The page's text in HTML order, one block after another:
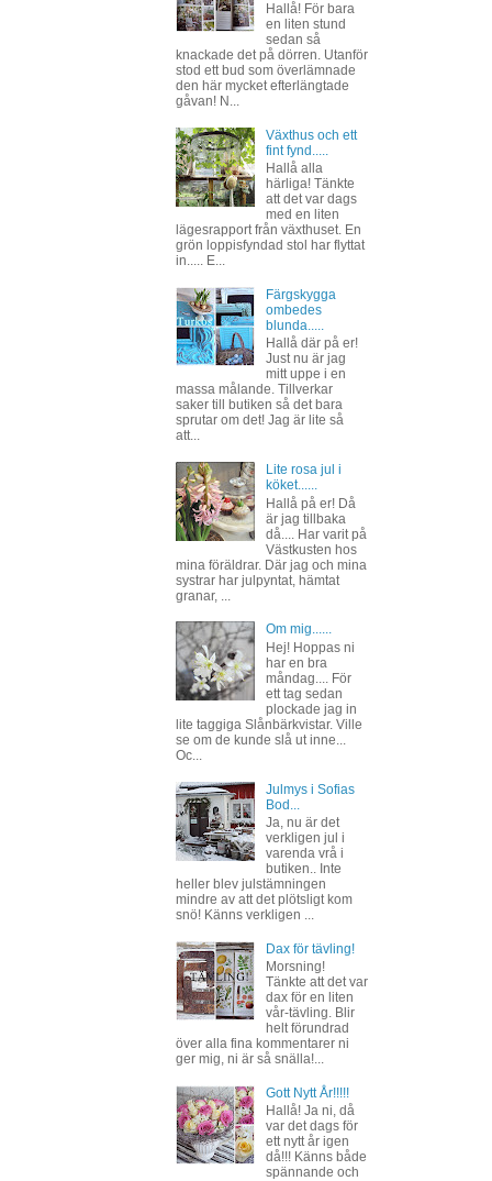
Hallå! För bara
en liten stund
sedan så
knackade det på dörren. Utanför
stod ett bud som överlämnade
den här mycket efterlängtade
gåvan! N...
Växthus och ett
fint fynd.....
Hallå alla
härliga! Tänkte
att det var dags
med en liten
lägesrapport från växthuset. En
grön loppisfyndad stol har flyttat
in..... E...
Färgskygga
ombedes
blunda.....
Hallå där på er!
Just nu är jag
mitt uppe i en
massa målande. Tillverkar
saker till butiken så det bara
sprutar om det! Jag är lite så
att...
Lite rosa jul i
köket......
Hallå på er! Då
är jag tillbaka
då.... Har varit på
Västkusten hos
mina föräldrar. Där jag och mina
systrar har julpyntat, hämtat
granar, ...
Om mig......
Hej! Hoppas ni
har en bra
måndag.... För
ett tag sedan
plockade jag in
lite taggiga Slånbärkvistar. Ville
se om de kunde slå ut inne...
Oc...
Julmys i Sofias
Bod...
Ja, nu är det
verkligen jul i
varenda vrå i
butiken.. Inte
heller blev julstämningen
mindre av att det plötsligt kom
snö! Känns verkligen ...
Dax för tävling!
Morsning!
Tänkte att det var
dax för en liten
vår-tävling. Blir
helt förundrad
över alla fina kommentarer ni
ger mig, ni är så snälla!...
Gott Nytt År!!!!!
Hallå! Ja ni, då
var det dags för
ett nytt år igen
då!!! Känns både
spännande och